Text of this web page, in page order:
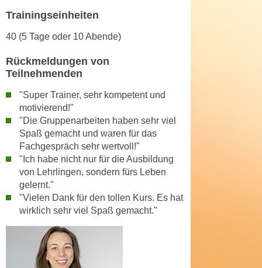
Trainingseinheiten
40 (5 Tage oder 10 Abende)
Rückmeldungen von
Teilnehmenden
"Super Trainer, sehr kompetent und
motivierend!"
"Die Gruppenarbeiten haben sehr viel
Spaß gemacht und waren für das
Fachgespräch sehr wertvoll!"
"Ich habe nicht nur für die Ausbildung
von Lehrlingen, sondern fürs Leben
gelernt."
"Vielen Dank für den tollen Kurs. Es hat
wirklich sehr viel Spaß gemacht."
z
e
k
n
n
ü
e
S
e
t
u
z